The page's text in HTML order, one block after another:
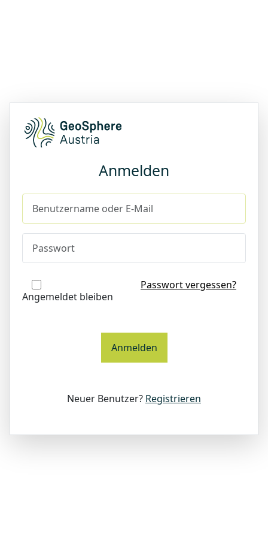
Anmelden
Angemeldet bleiben
Passwort vergessen?
Anmelden
Neuer Benutzer? Registrieren